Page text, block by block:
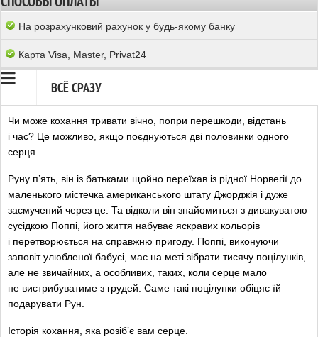
На розрахунковий рахунок у будь-якому банку
Карта Visa, Master, Privat24
ВСЁ СРАЗУ
Чи може кохання тривати вічно, попри перешкоди, відстань
і час? Це можливо, якщо поєднуються дві половинки одного
серця.
Руну п’ять, він із батьками щойно переїхав із рідної Норвегії до
маленького містечка американського штату Джорджія і дуже
засмучений через це. Та відколи він знайомиться з дивакуватою
сусідкою Поппі, його життя набуває яскравих кольорів
і перетворюється на справжню пригоду. Поппі, виконуючи
заповіт улюбленої бабусі, має на меті зібрати тисячу поцілунків,
але не звичайних, а особливих, таких, коли серце мало
не вистрибуватиме з грудей. Саме такі поцілунки обіцяє їй
подарувати Рун.
Історія кохання, яка розіб’є вам серце.